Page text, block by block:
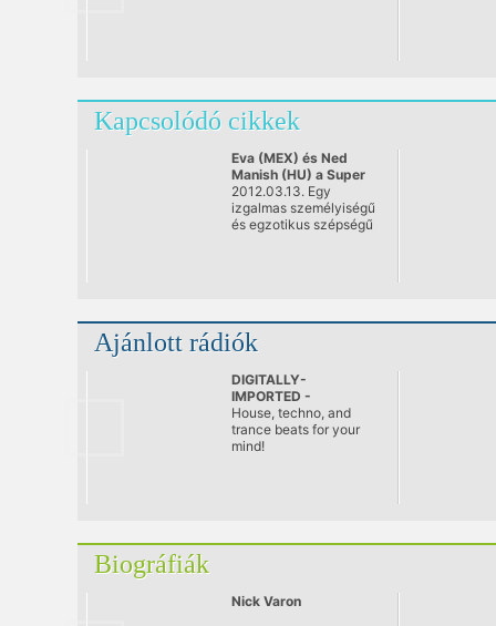
Kapcsolódó cikkek
Eva (MEX) és Ned
Manish (HU) a Super
8 Radio Show-ban
2012.03.13. Egy
izgalmas személyiségű
és egzotikus szépségű
kegyeiért a Super 8
Radio Show március
13-i adásában.
Ajánlott rádiók
DIGITALLY-
IMPORTED -
Progressive
House, techno, and
trance beats for your
mind!
Biográfiák
Nick Varon